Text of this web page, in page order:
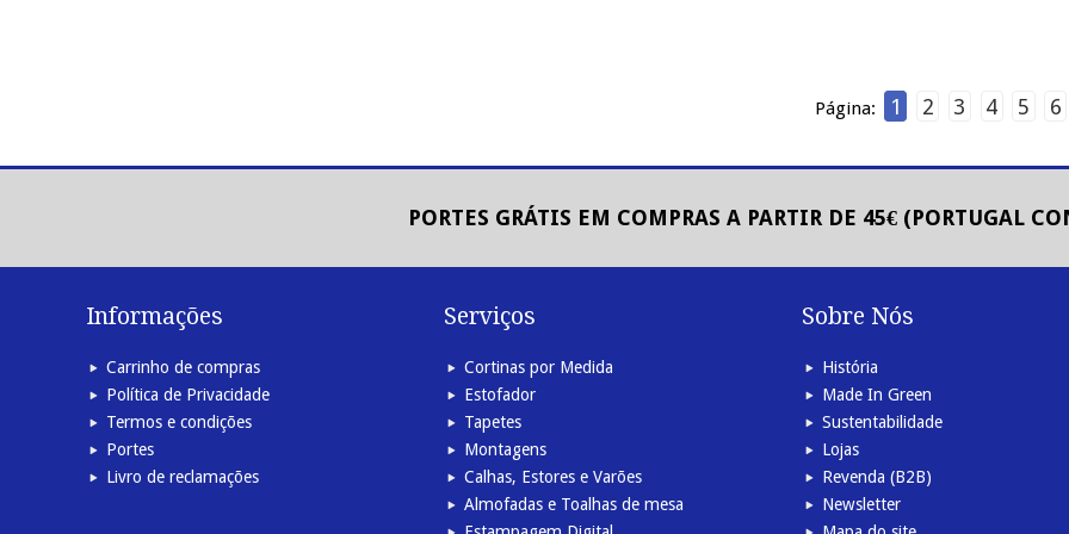
Página: 1 2 3 4 5 6
PORTES GRÁTIS EM COMPRAS A PARTIR DE 45€ (PORTUGAL
Informações
Carrinho de compras
Política de Privacidade
Termos e condições
Portes
Livro de reclamações
Serviços
Cortinas por Medida
Estofador
Tapetes
Montagens
Calhas, Estores e Varões
Almofadas e Toalhas de mesa
Sobre Nós
História
Made In Green
Sustentabilidade
Lojas
Revenda (B2B)
Newsletter